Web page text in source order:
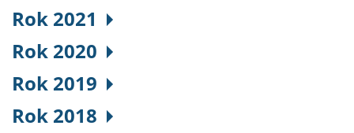
Rok 2021
Rok 2020
Rok 2019
Rok 2018